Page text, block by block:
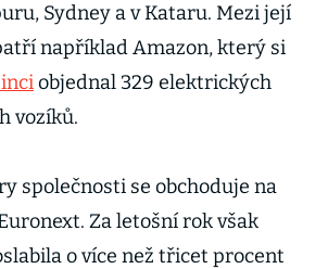
Sydney a v Kataru. Mezi její
například Amazon, který si
objednal 329 elektrických
vozíků.
společnosti se obchoduje na
Za letošní rok však
o více než třicet procent